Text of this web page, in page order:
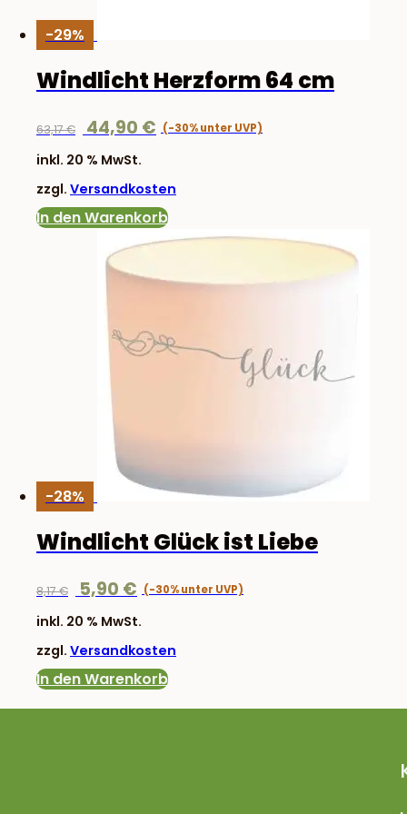
-29%
Windlicht Herzform 64 cm
63,17€
Ursprünglicher
war:
63,17 €
44,90 €
inkl. 20 % MwSt.
zzgl. Versandkosten
In den Warenkorb
-28%
Windlicht Glück ist Liebe
8,17€
Ursprünglicher
war:
8,17 €
5,90 €
inkl. 20 % MwSt.
zzgl. Versandkosten
In den Warenkorb